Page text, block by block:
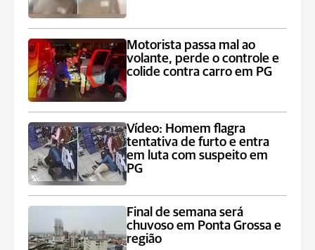
Motorista passa mal ao
volante, perde o controle e
colide contra carro em PG
Vídeo: Homem flagra
tentativa de furto e entra
em luta com suspeito em
PG
Final de semana será
chuvoso em Ponta Grossa e
região